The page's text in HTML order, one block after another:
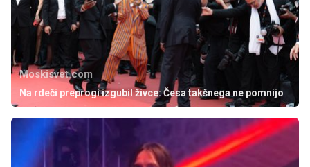
Moskisvet.com
Na rdeči preprogi izgubil živce: Česa takšnega ne pomnijo